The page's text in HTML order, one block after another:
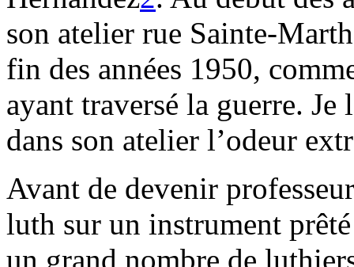
son atelier rue Sainte-
fin des années 1950,
ayant traversé la guerre.
dans son atelier l’odeur
Avant de devenir
luth sur un instrument
un grand nombre de